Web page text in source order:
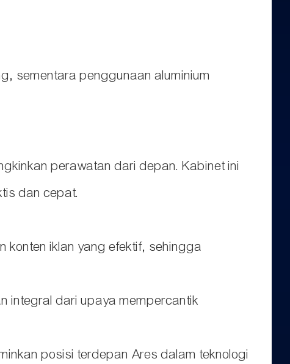
sementara penggunaan aluminium
perawatan dari depan. Kabinet ini
dan cepat.
konten iklan yang efektif, sehingga
integral dari upaya mempercantik
posisi terdepan Ares dalam teknologi